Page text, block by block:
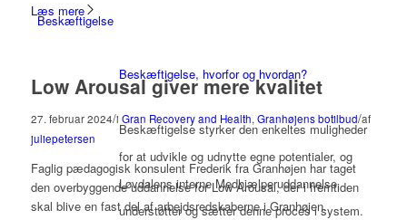
Beskæftigelse
Beskæftigelse, hvorfor og hvordan?
Beskæftigelse styrker den enkeltes muligheder
for at udvikle og udnytte egne potentialer, og
Løvdalens interne Medhjælperuddannelse
understøtter og sætter denne proces i system.
Læs mere
Low Arousal giver mere kvalitet
27. februar 2024/i Gran Recovery and Health,Granhøjens botilbud/af
juliepetersen
Faglig pædagogisk konsulent Frederik fra Granhøjen har taget
den overbyggende uddannelse for Low Arousal, der i fremtiden
skal blive en fast del af arbejdsredskaberne i Granhøjen.